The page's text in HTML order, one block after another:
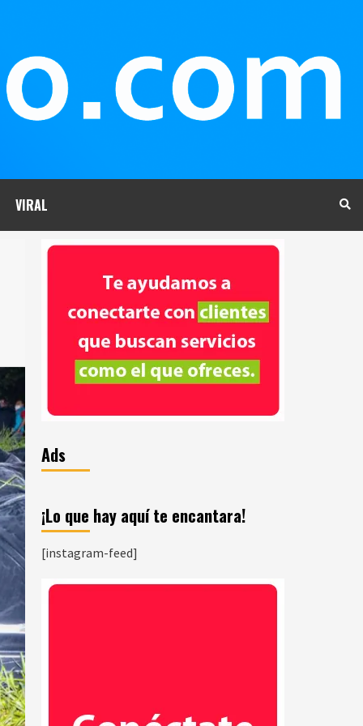
VIRAL
Ads
¡Lo que hay aquí te encantara!
[instagram-feed]